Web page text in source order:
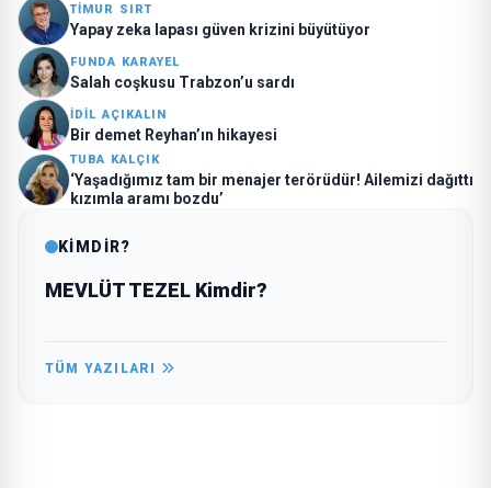
TİMUR SIRT
Yapay zeka lapası güven krizini büyütüyor
FUNDA KARAYEL
Salah coşkusu Trabzon’u sardı
İDİL AÇIKALIN
Bir demet Reyhan’ın hikayesi
TUBA KALÇIK
‘Yaşadığımız tam bir menajer terörüdür! Ailemizi dağıttı
kızımla aramı bozdu’
KİMDİR?
MEVLÜT TEZEL Kimdir?
TÜM YAZILARI